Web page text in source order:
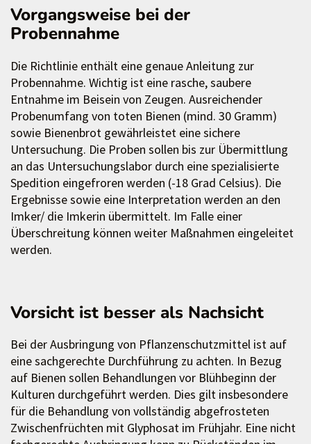
Vorgangsweise bei der
Probennahme
Die Richtlinie enthält eine genaue Anleitung zur
Probennahme. Wichtig ist eine rasche, saubere
Entnahme im Beisein von Zeugen. Ausreichender
Probenumfang von toten Bienen (mind. 30 Gramm)
sowie Bienenbrot gewährleistet eine sichere
Untersuchung. Die Proben sollen bis zur Übermittlung
an das Untersuchungslabor durch eine spezialisierte
Spedition eingefroren werden (-18 Grad Celsius). Die
Ergebnisse sowie eine Interpretation werden an den
Imker/ die Imkerin übermittelt. Im Falle einer
Überschreitung können weiter Maßnahmen eingeleitet
werden.
Vorsicht ist besser als Nachsicht
Bei der Ausbringung von Pflanzenschutzmittel ist auf
eine sachgerechte Durchführung zu achten. In Bezug
auf Bienen sollen Behandlungen vor Blühbeginn der
Kulturen durchgeführt werden. Dies gilt insbesondere
für die Behandlung von vollständig abgefrosteten
Zwischenfrüchten mit Glyphosat im Frühjahr. Eine nicht